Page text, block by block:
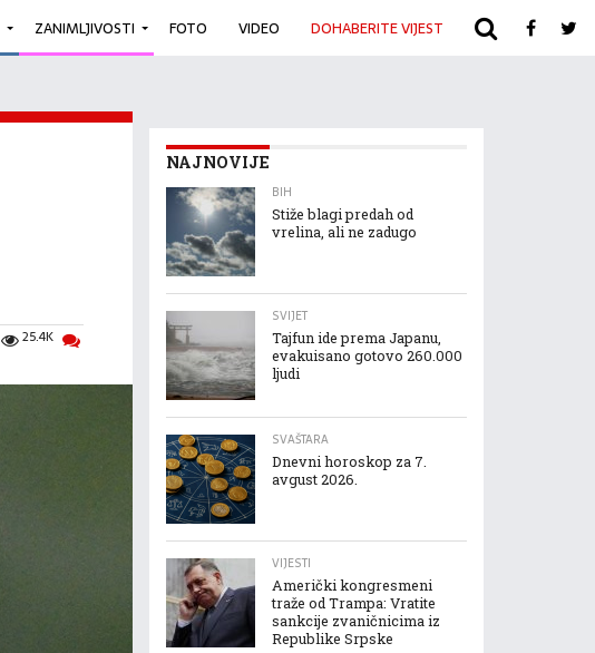
ZANIMLJIVOSTI FOTO VIDEO DOHABERITE VIJEST ARHIVA
25.4K
NAJNOVIJE
BIH
Stiže blagi predah od
vrelina, ali ne zadugo
SVIJET
Tajfun ide prema Japanu,
evakuisano gotovo 260.000
ljudi
SVAŠTARA
Dnevni horoskop za 7.
avgust 2026.
VIJESTI
Američki kongresmeni
traže od Trampa: Vratite
sankcije zvaničnicima iz
Republike Srpske